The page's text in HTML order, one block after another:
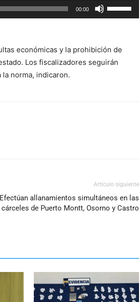
para
disminuir
el
00:00
las
flecha
arriba/abajo
económicas y la prohibición de
Los fiscalizadores seguirán
norma, indicaron.
Artículo siguiente
Efectúan allanamientos simultáneos en las
cárceles de Puerto Montt, Osorno y Castro